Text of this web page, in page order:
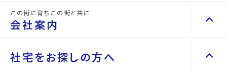
山一地所の賃貸管理 keyboard_arrow_right
損害保険・生命保険代理店
空き家サポートサービス keyboard_arrow_right
空き地サポートサービス
建築・リノベーション keyboard_arrow_right
Renotta（リノッタ）
keyboard_arrow_right
この街に育ちこの街と共に
会社案内 keyboard_arrow_up
会社案内 keyboard_arrow_right
社宅をお探しの方へ keyboard_arrow_up
価格
土地面積